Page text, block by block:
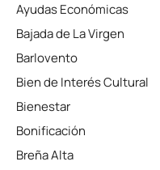
Ayudas Económicas
Bajada de La Virgen
Barlovento
Bien de Interés Cultural
Bienestar
Bonificación
Breña Alta